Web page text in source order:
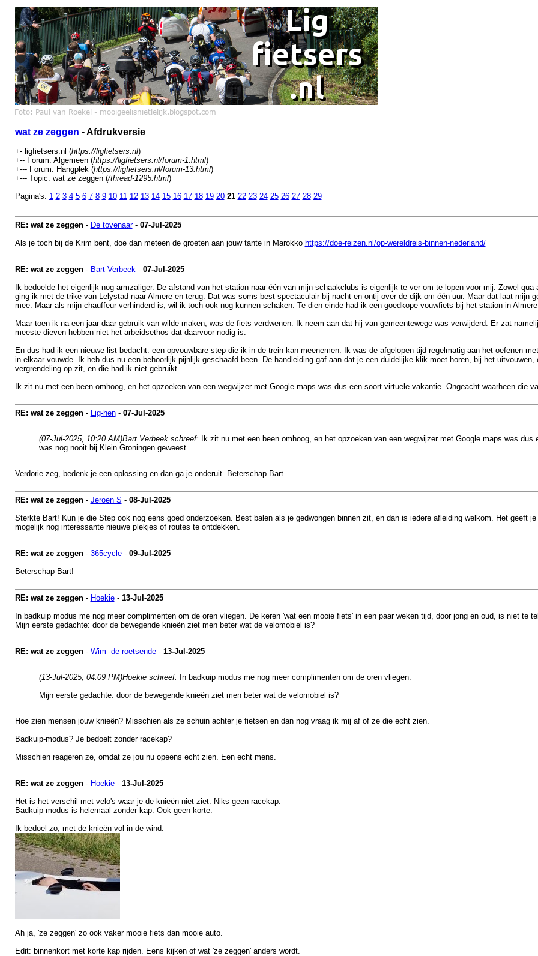
wat ze zeggen - Afdrukversie
+- ligfietsers.nl (https://ligfietsers.nl)
+-- Forum: Algemeen (https://ligfietsers.nl/forum-1.html)
+--- Forum: Hangplek (https://ligfietsers.nl/forum-13.html)
+--- Topic: wat ze zeggen (/thread-1295.html)
Pagina's: 1 2 3 4 5 6 7 8 9 10 11 12 13 14 15 16 17 18 19 20 21 22 23 24 25 26 27 28 29
RE: wat ze zeggen- De tovenaar- 07-Jul-2025
Als je toch bij de Krim bent, doe dan meteen de groeten aan jouw tante in Marokko https://doe-reizen.nl/op-wereldreis-binnen-nederland/
RE: wat ze zeggen- Bart Verbeek- 07-Jul-2025
Ik bedoelde het eigenlijk nog armzaliger. De afstand van het station naar één van mijn schaakclubs is eigenlijk te ver om te lopen voor mij. Zowel
ging ik met de trike van Lelystad naar Almere en terug. Dat was soms best spectaculair bij nacht en ontij over de dijk om één uur. Maar dat laat mijn
mee. Maar als mijn chauffeur verhinderd is, wil ik toch ook nog kunnen schaken. Te dien einde had ik een goedkope vouwfiets bij het station in
Maar toen ik na een jaar daar gebruik van wilde maken, was de fiets verdwenen. Ik neem aan dat hij van gemeentewege was verwijderd. Er zat
meeste dieven hebben niet het arbeidsethos dat daarvoor nodig is.
En dus had ik een nieuwe list bedacht: een opvouwbare step die ik in de trein kan meenemen. Ik was de afgelopen tijd regelmatig aan het oefenen
in elkaar vouwde. Ik heb dus nu een behoorlijk pijnlijk geschaafd been. De handleiding gaf aan dat je een duidelijke klik moet horen, bij het
vergrendeling op zit, en die had ik niet gebruikt.
Ik zit nu met een been omhoog, en het opzoeken van een wegwijzer met Google maps was dus een soort virtuele vakantie. Ongeacht waarheen die
RE: wat ze zeggen- Lig-hen- 07-Jul-2025
(07-Jul-2025, 10:20 AM)Bart Verbeek schreef:
Ik zit nu met een been omhoog, en het opzoeken van een wegwijzer met Google maps was
was nog nooit bij Klein Groningen geweest.
Verdorie zeg, bedenk je een oplossing en dan ga je onderuit. Beterschap Bart
RE: wat ze zeggen- Jeroen S - 08-Jul-2025
Sterkte Bart! Kun je die Step ook nog eens goed onderzoeken. Best balen als je gedwongen binnen zit, en dan is iedere afleiding welkom. Het geeft
mogelijk nog interessante nieuwe plekjes of routes te ontdekken.
RE: wat ze zeggen- 365cycle- 09-Jul-2025
Beterschap Bart!
RE: wat ze zeggen- Hoekie- 13-Jul-2025
In badkuip modus me nog meer complimenten om de oren vliegen. De keren 'wat een mooie fiets' in een paar weken tijd, door jong en oud, is niet te
Mijn eerste gedachte: door de bewegende knieën ziet men beter wat de velomobiel is?
RE: wat ze zeggen- Wim -de roetsende- 13-Jul-2025
(13-Jul-2025, 04:09 PM)Hoekie schreef: In badkuip modus me nog meer complimenten om de oren vliegen.
Mijn eerste gedachte: door de bewegende knieën ziet men beter wat de velomobiel is?
Hoe zien mensen jouw knieën? Misschien als ze schuin achter je fietsen en dan nog vraag ik mij af of ze die echt zien.
Badkuip-modus? Je bedoelt zonder racekap?
Misschien reageren ze, omdat ze jou nu opeens echt zien. Een echt mens.
RE: wat ze zeggen- Hoekie- 13-Jul-2025
Het is het verschil met velo's waar je de knieën niet ziet. Niks geen racekap.
Badkuip modus is helemaal zonder kap. Ook geen korte.
Ik bedoel zo, met de knieën vol in de wind:
Ah ja, 'ze zeggen' zo ook vaker mooie fiets dan mooie auto.
Edit: binnenkort met korte kap rijden. Eens kijken of wat 'ze zeggen' anders wordt.